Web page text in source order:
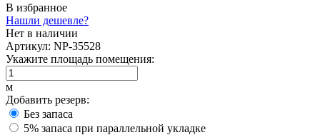
В избранное
Нашли дешевле?
Нет в наличии
Артикул: NP-35528
Укажите площадь помещения:
м
Добавить резерв:
Без запаса
5% запаса при параллельной укладке